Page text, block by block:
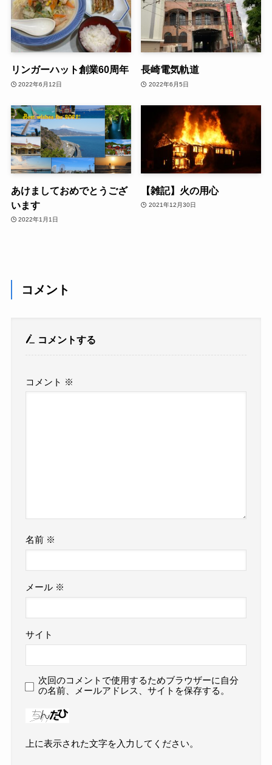
リンガーハット創業60周年
2022年6月12日
長崎電気軌道
2022年6月5日
あけましておめでとうござ
います
2022年1月1日
【雑記】火の用心
2021年12月30日
コメント
コメントする
コメント ※
名前 ※
メール ※
サイト
次回のコメントで使用するためブラウザーに自分
の名前、メールアドレス、サイトを保存する。
上に表示された文字を入力してください。